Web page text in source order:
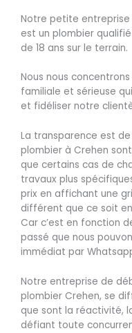
Notre petite entreprise
est un plombier
de 18 ans sur le terrain.
Nous nous
familiale et sérieuse
et fidéliser notre
La transparence est
plombier à Crehen
que certains cas de
travaux plus
prix en affichant une
différent que ce soit
Car c’est en fonction
passé que nous
immédiat par
Notre entreprise de
plombier Crehen, se
que sont la réactivité,
défiant toute